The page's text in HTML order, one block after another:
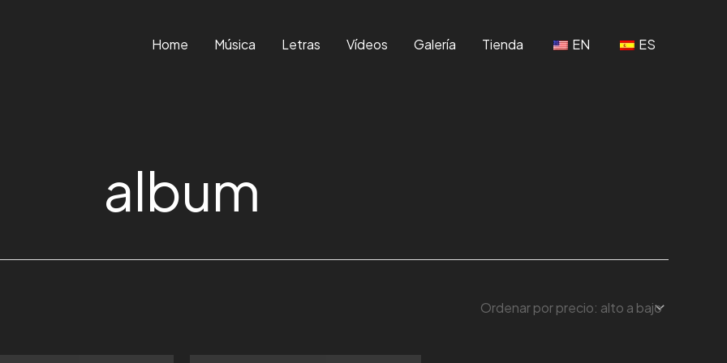
Home Música Letras Vídeos Galería Tienda EN ES
album